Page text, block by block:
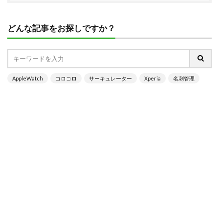
どんな記事をお探しですか？
AppleWatch コロコロ サーキュレーター Xperia 名刺管理